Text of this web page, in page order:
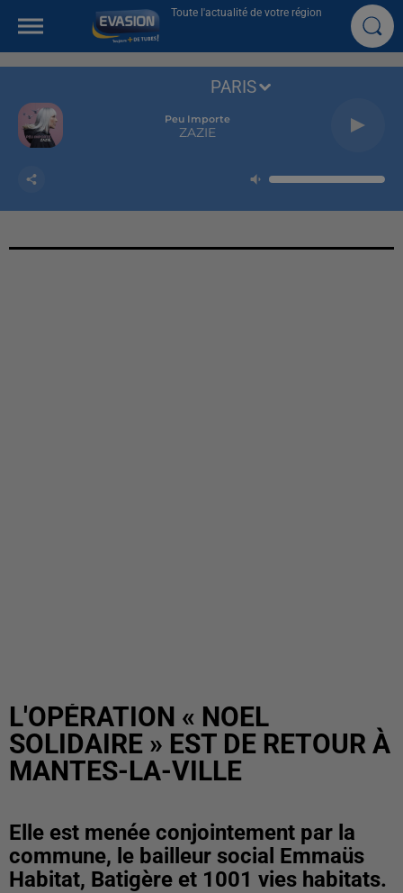
Toute l'actualité de votre région
Peu Importe
ZAZIE
PARIS
L'OPÉRATION « NOEL
SOLIDAIRE » EST DE RETOUR À
MANTES-LA-VILLE
Elle est menée conjointement par la
commune, le bailleur social Emmaüs
Habitat, Batigère et 1001 vies habitats.